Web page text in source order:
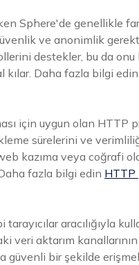
Sphere'de genellikle
ve anonimlik
destekler, bu da
kılar. Daha fazla bilgi edin
için uygun olan HTTP
sürelerini ve
kazıma veya coğrafi
fazla bilgi edin HTTP
aracılığıyla
veri aktarım
güvenli bir şekilde